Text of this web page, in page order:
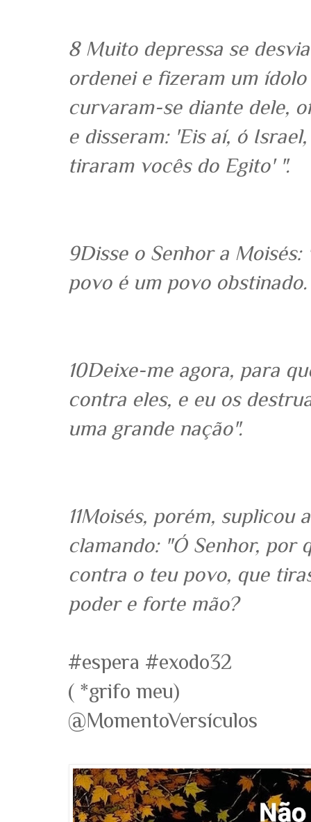
8 Muito depressa se
ordenei e fizeram um
curvaram-se diante dele,
e disseram: 'Eis aí, ó
tiraram vocês do Egito' ".
9Disse o Senhor a
povo é um povo obstinado.
10Deixe-me agora, para
contra eles, e eu os
uma grande nação".
11Moisés, porém, suplicou
clamando: "Ó Senhor, por
contra o teu povo, que
poder e forte mão?
#espera #exodo32
( *grifo meu)
@MomentoVersículos